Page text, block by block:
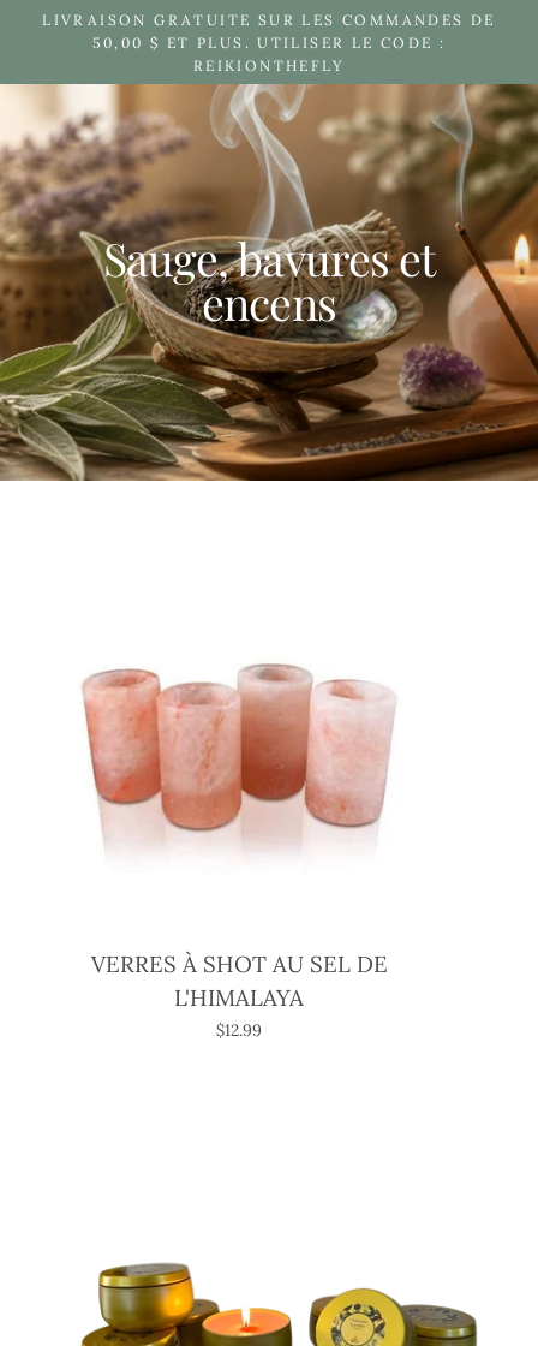
PasserLIVRAISON GRATUITE SUR LES COMMANDES DE
50,00 $ ET PLUS. UTILISER LE CODE :
REIKIONTHEFLY
Sauge, bavures et
encens
VERRES À SHOT AU SEL DE
L'HIMALAYA
$12.99